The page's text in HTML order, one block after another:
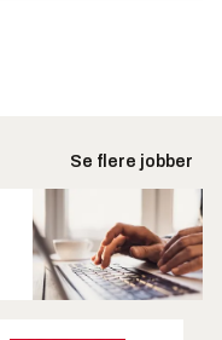
Se flere jobber